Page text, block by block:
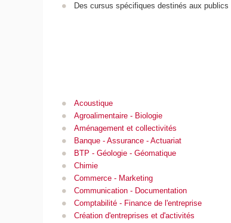
Des cursus spécifiques destinés aux
Acoustique
Agroalimentaire - Biologie
Aménagement et collectivités
Banque - Assurance - Actuariat
BTP - Géologie - Géomatique
Chimie
Commerce - Marketing
Communication - Documentation
Comptabilité - Finance de l'entreprise
Création d'entreprises et d'activités